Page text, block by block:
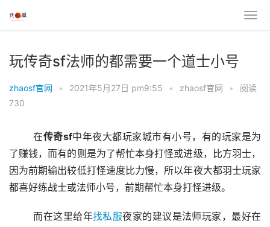
玩传奇sf法师的都需要一个道士小号
zhaosf官网 • 2021年5月27日 pm9:55 • zhaosf官网 •
阅读
730
	在
传奇sf中年夜大都玩家城市有小号，有的玩家是为
了赚钱，而有的则是为了帮忙本身打怪或进级，比方羽士，
因为前期输出较低打怪速度比力慢，所以年夜大都羽士玩家
都喜好练战士或法师小号，前期帮忙本身打怪进级。
	而在这里给年
找私服夜家的建议是法师玩家，最好在